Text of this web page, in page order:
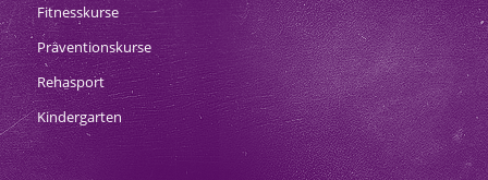
Fitnesskurse
Präventionskurse
Rehasport
Kindergarten